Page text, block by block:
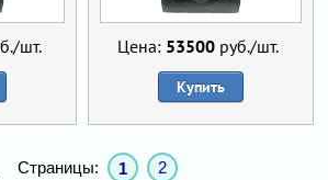
шт. Цена: 53500 руб./шт.
Купить
Страницы: 1 2